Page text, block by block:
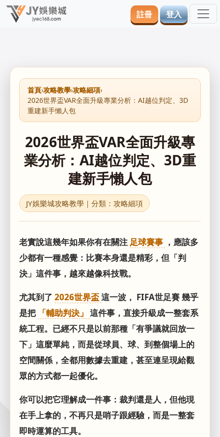
註冊 登入
首頁›攻略教學›攻略細項›
2026世界盃VAR全面升級專業分析：AI越位判定、3D
重建新手懶人包
2026世界盃VAR全面升級專
業分析：AI越位判定、3D重
建新手懶人包
JY娛樂城攻略教學｜分類：攻略細項
老實說這幾年如果你有在關注 足球賽事 ，應該多
少都有一種感覺：比賽本身還是精彩，但「判
決」這件事，越來越像科技戰。
尤其到了 2026世界盃這一波， FIFA世足賽 幾乎
是把
「輔助判決」 這件事，直接升級成一整套系
統工程。已經不只是以前那種「有爭議就回放一
下」這麼單純，而是從球員、球、到整個場上的
空間關係，全都用數據去重建，甚至連呈現給觀
眾的方式都一起優化。
你可以把它理解成一件事：裁判還是人，但他現
在手上拿的，不再只是哨子跟經驗，而是一整套
即時運算的工具。